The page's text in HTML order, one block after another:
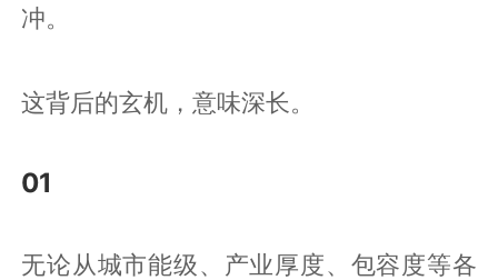
冲。
这背后的玄机，意味深长。
01
无论从城市能级、产业厚度、包容度等各